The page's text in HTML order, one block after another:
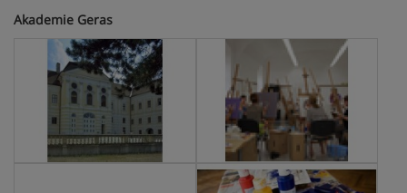
Akademie Geras